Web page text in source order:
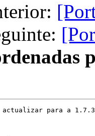
actualizar para a 1.7.3